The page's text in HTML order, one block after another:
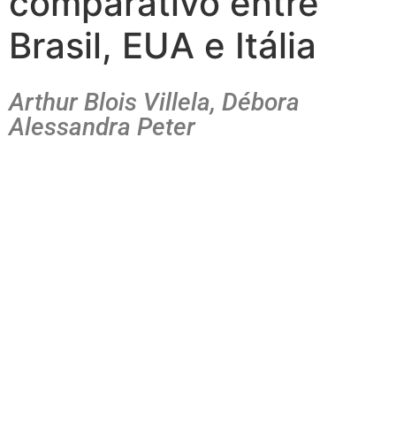
Brasil, EUA e Itália
Arthur Blois Villela, Débora
Alessandra Peter